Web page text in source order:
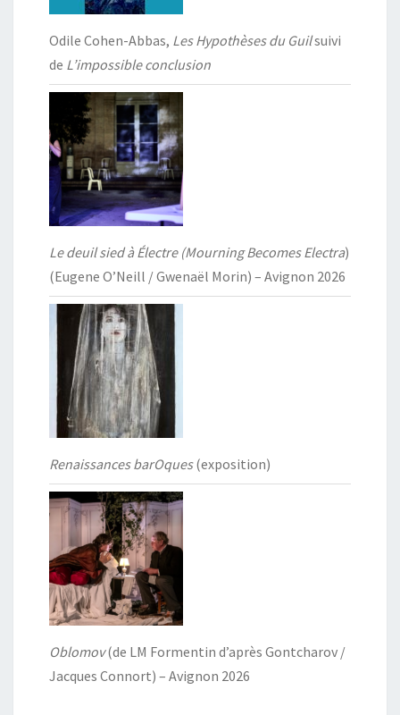
Odile Cohen-Abbas, Les Hypothèses du Guilsuivi
de L’impossible conclusion
Le deuil sied à Électre (Mourning Becomes Electra)
(Eugene O’Neill / Gwenaël Morin) – Avignon 2026
Renaissances barOques(exposition)
Oblomov(de LM Formentin d’après Gontcharov /
Jacques Connort) – Avignon 2026